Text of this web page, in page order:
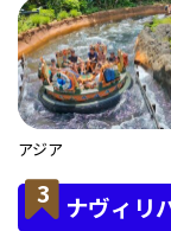
アジア
3 ナヴィリ